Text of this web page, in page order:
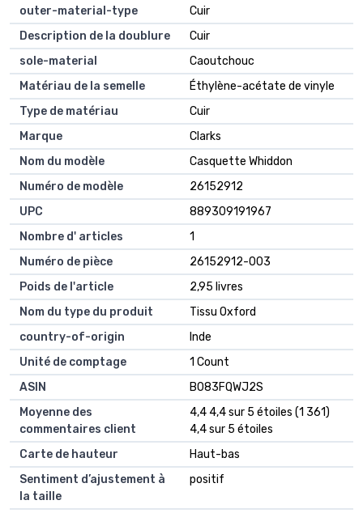
outer-material-type
Cuir
Description de la doublure
Cuir
sole-material
Caoutchouc
Matériau de la semelle
Éthylène-acétate de vinyle
Type de matériau
Cuir
Marque
Clarks
Nom du modèle
Casquette Whiddon
Numéro de modèle
26152912
UPC
889309191967
Nombre d' articles
1
Numéro de pièce
26152912-003
Poids de l'article
2,95 livres
Nom du type du produit
Tissu Oxford
country-of-origin
Inde
Unité de comptage
1 Count
ASIN
B083FQWJ2S
Moyenne des
commentaires client
4,4 4,4 sur 5 étoiles (1 361)
4,4 sur 5 étoiles
Carte de hauteur
Haut-bas
Sentiment d’ajustement à
la taille
positif